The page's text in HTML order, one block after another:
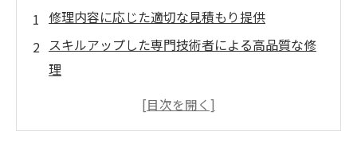
修理内容に応じた適切な見積もり提供
スキルアップした専門技術者による高品質な修
理
修理後の万全保証でお客様の安心をサポート